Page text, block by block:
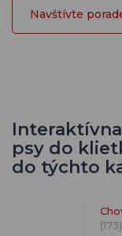
Navštívte
psy do
do týchto
(173)